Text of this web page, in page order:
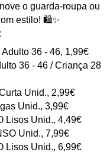
o guarda-roupa ou
estilo! 🛍️✨
36 - 46, 1,99€
36 - 46 / Criança 28
Unid., 2,99€
Unid., 3,99€
Lisos Unid., 4,49€
Unid., 7,99€
Lisos Unid., 6,99€